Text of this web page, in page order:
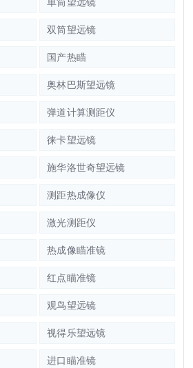
双筒望远镜
国产热瞄
奥林巴斯望远镜
弹道计算测距仪
徕卡望远镜
施华洛世奇望远镜
测距热成像仪
激光测距仪
热成像瞄准镜
红点瞄准镜
观鸟望远镜
视得乐望远镜
进口瞄准镜